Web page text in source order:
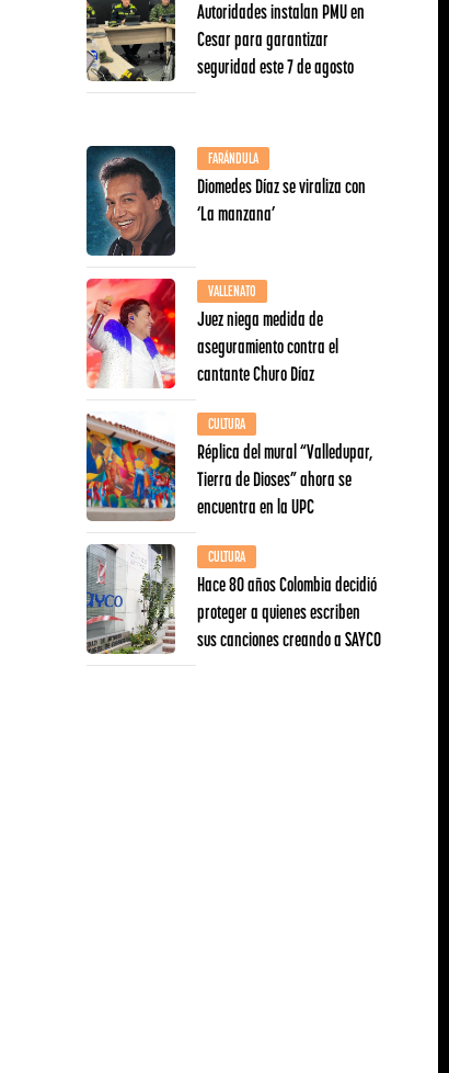
Autoridades instalan PMU en
Cesar para garantizar
seguridad este 7 de agosto
FARÁNDULA
Diomedes Díaz se viraliza con
‘La manzana’
VALLENATO
Juez niega medida de
aseguramiento contra el
cantante Churo Díaz
CULTURA
Réplica del mural “Valledupar,
Tierra de Dioses” ahora se
encuentra en la UPC
CULTURA
Hace 80 años Colombia decidió
proteger a quienes escriben
sus canciones creando a SAYCO